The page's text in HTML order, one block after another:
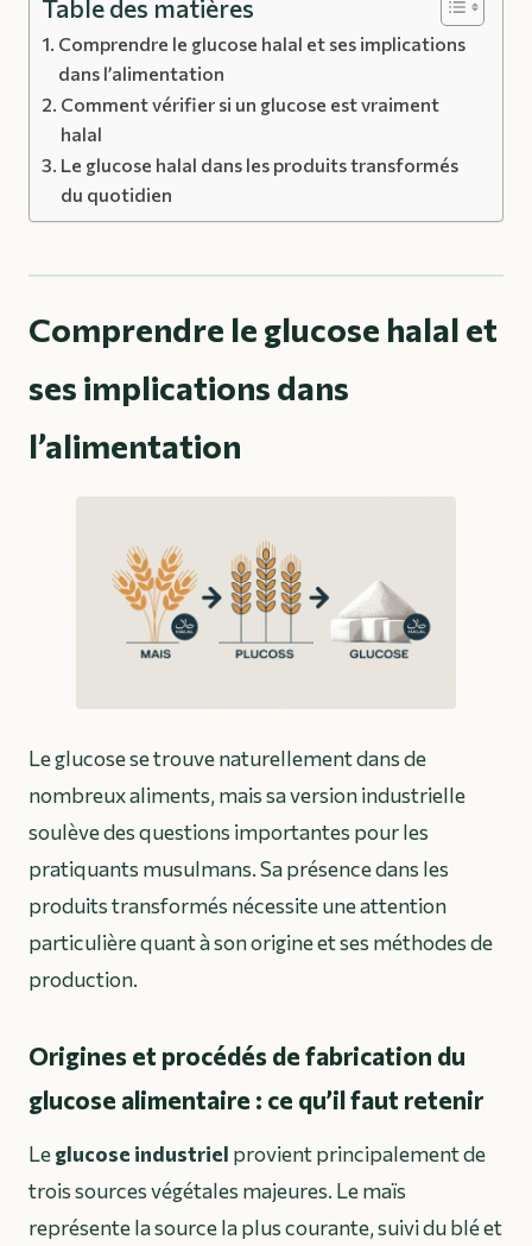
Table des matières
Comprendre le glucose halal et ses implications
dans l’alimentation
Comment vérifier si un glucose est vraiment
halal
Le glucose halal dans les produits transformés
du quotidien
Comprendre le glucose halal et
ses implications dans
l’alimentation
Le glucose se trouve naturellement dans de
nombreux aliments, mais sa version industrielle
soulève des questions importantes pour les
pratiquants musulmans. Sa présence dans les
produits transformés nécessite une attention
particulière quant à son origine et ses méthodes de
production.
Origines et procédés de fabrication du
glucose alimentaire : ce qu’il faut retenir
Leglucose industriel provient principalement de
trois sources végétales majeures. Le maïs
représente la source la plus courante, suivi du blé et